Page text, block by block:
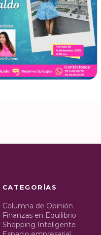
CATEGORÍAS
Columna de Opinión
Finanzas en Equilibrio
Shopping Inteligente